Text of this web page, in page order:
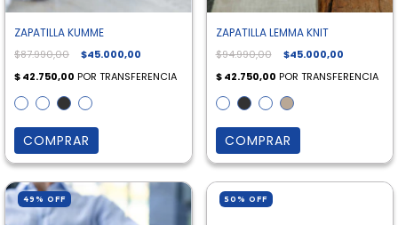
ZAPATILLA KUMME
$87.990,00 $45.000,00
COMPRAR
ZAPATILLA LEMMA KNIT
$94.990,00 $45.000,00
COMPRAR
49 % OFF 50 % OFF